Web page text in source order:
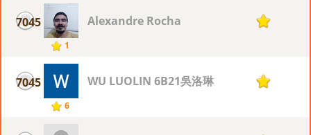
7045
1
Alexandre Rocha 1
7045
6
WU LUOLIN 6B21吳洛琳 1